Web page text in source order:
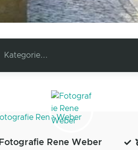
Kategorie...
Fotografie Rene Weber